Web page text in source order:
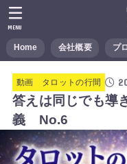
Home 会社概要 プ
MENU
動画 タロットの行間
答えは同じでも
義 No.6